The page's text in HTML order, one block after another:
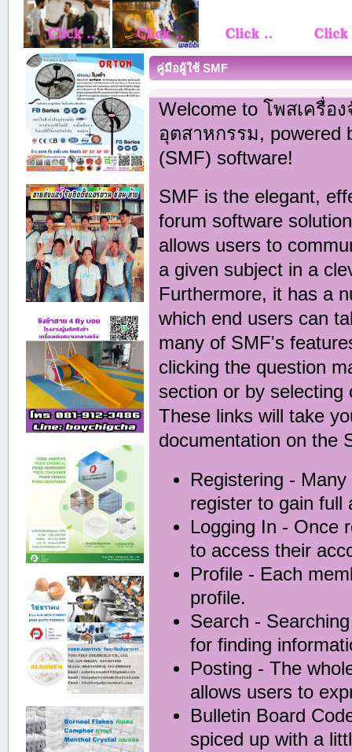
คู่มือผู้ใช้ SMF
Welcome to โพสเครื่อ
อุตสาหกรรม, powered
(SMF) software!
SMF is the elegant,
forum software
allows users to
a given subject in a
Furthermore, it has a
which end users can
many of SMF's
clicking the question
section or by
These links will take
documentation on the
Registering - Many
register to gain full
Logging In - Once
to access their
Profile - Each
profile.
Search -
for finding
Posting - The
allows users to
Bulletin Board
spiced up with a